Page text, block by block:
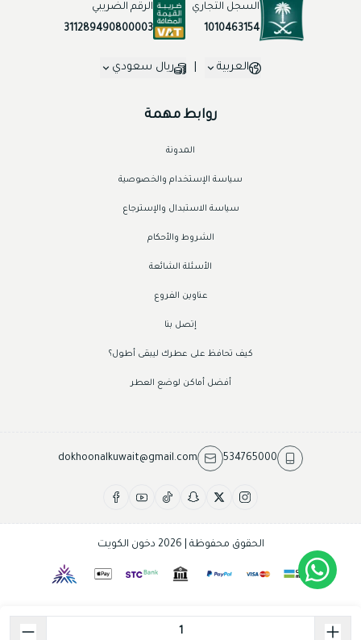
روابط مهمة
المدونة
سياسة الإستخدام والخصوصية
سياسة الاستبدال والإسترجاع
الشروط والأحكام
الأسئلة الشائعة
عناوين الفروع
إتصل بنا
كيف تحافظ على عطرك ليبقى أطول؟
أفضل أماكن لوضع العطر
السجل التجاري
1010463154
الرقم الضريبي
311289490800003
العربية ريال سعودي
534765000
dokhoonalkuwait@gmail.com
الحقوق محفوظة | 2026 دخون الكويت